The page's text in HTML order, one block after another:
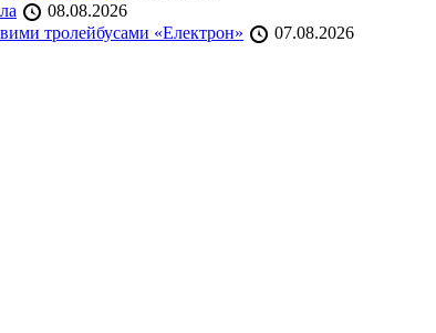
08.08.2026
тролейбусами «Електрон»
07.08.2026